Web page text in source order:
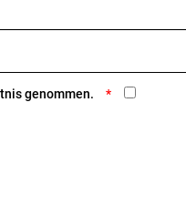
genommen.